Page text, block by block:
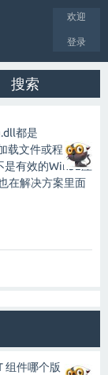
欢迎
登录
搜索
都是
载文件或程
是有效的Win32应
在解决方案里面
组件哪个版